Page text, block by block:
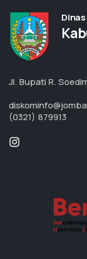
Jl. Bupati R.
(0321) 879913